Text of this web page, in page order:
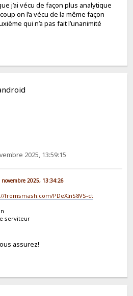
j’ai vécu de façon plus analytique
on l’a vécu de la même façon
qui n’a pas fait l’unanimité
2025, 13:59:15
2025, 13:34:26
fromsmash.com/PDeXInS8VS-ct
serviteur
assurez!